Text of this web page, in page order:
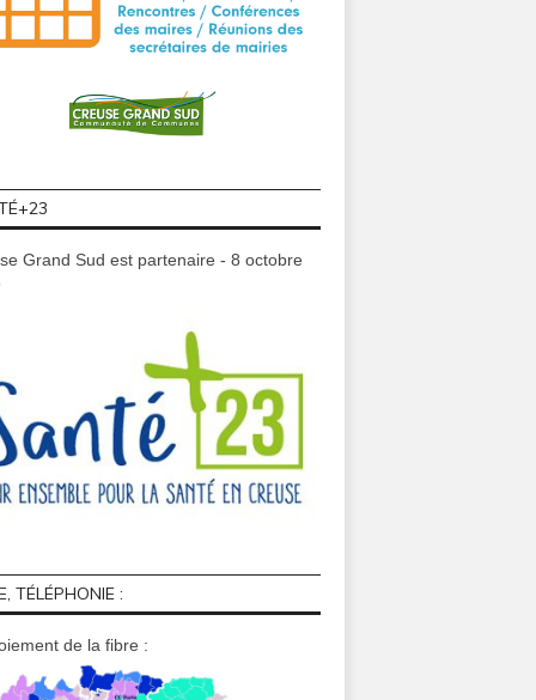
Grand Sud est partenaire - 8 octobre
TÉLÉPHONIE :
de la fibre :